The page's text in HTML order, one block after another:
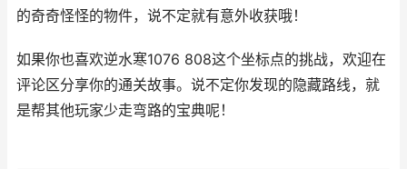
的奇奇怪怪的物件，说不定就有意外收获哦！
如果你也喜欢逆水寒1076 808这个坐标点的挑战，欢迎在
评论区分享你的通关故事。说不定你发现的隐藏路线，就
是帮其他玩家少走弯路的宝典呢！